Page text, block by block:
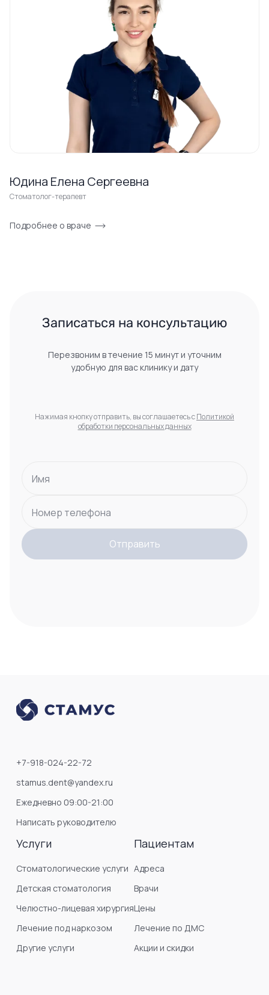
Юдина Елена Сергеевна
Стоматолог-терапевт
Подробнее о враче
Записаться на консультацию
Перезвоним в течение 15 минут и уточним
удобную для вас клинику и дату
Нажимая кнопку отправить, вы соглашаетесь сПолитикой
обработки персональных данных
Имя
Номер телефона
Отправить
+7-918-024-22-72
stamus.dent@yandex.ru
Ежедневно 09:00-21:00
Написать руководителю
Услуги
Стоматологические услуги
Детская стоматология
Челюстно-лицевая хирургия
Лечение под наркозом
Другие услуги
Пациентам
Адреса
Врачи
Цены
Лечение по ДМС
Акции и скидки